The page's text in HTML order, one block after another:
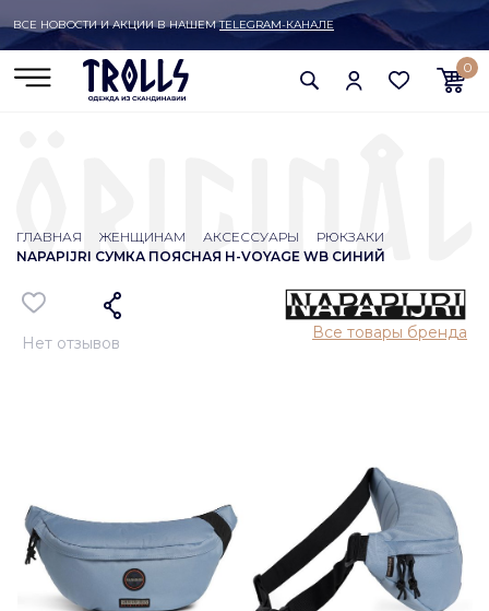
ВСЕ НОВОСТИ И АКЦИИ В НАШЕМTELEGRAM-КАНАЛЕ
0
ГЛАВНАЯ ЖЕНЩИНАМ АКСЕССУАРЫ
РЮКЗАКИ
NAPAPIJRI СУМКА ПОЯСНАЯ H-VOYAGE WB СИНИЙ
Нет отзывов
Все товары бренда